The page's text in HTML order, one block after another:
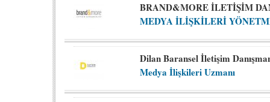
BRAND&MORE İLETİŞİM
MEDYA İLİŞKİLERİ
Dilan Baransel İletişim
Medya İlişkileri Uzmanı